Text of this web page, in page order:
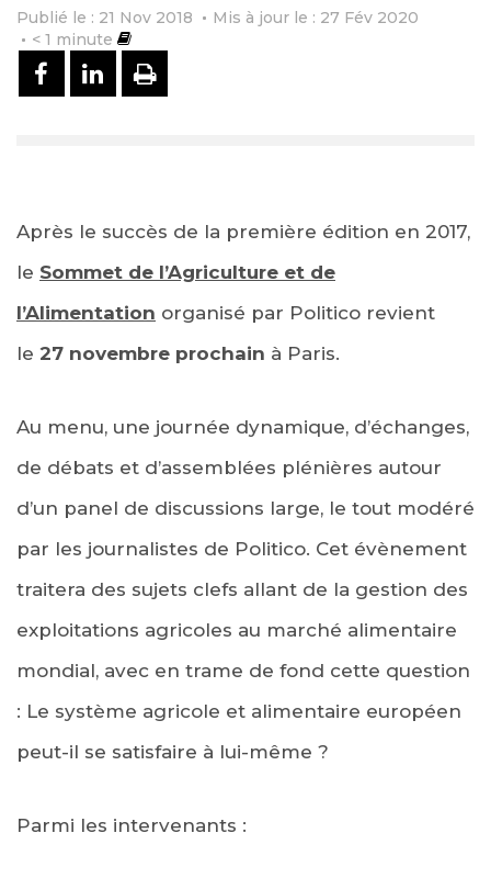
Publié le : 21 Nov 2018
Mis à jour le : 27 Fév 2020
< 1 minute
PARTAGER SUR FACEBOOK
PARTAGER SUR LINKEDIN
IMPRIMER
Après le succès de la première édition en 2017,
le Sommet de l’Agriculture et de
l’Alimentation organisé par Politico revient
le 27 novembre prochain à Paris.
Au menu, une journée dynamique, d’échanges,
de débats et d’assemblées plénières autour
d’un panel de discussions large, le tout modéré
par les journalistes de Politico. Cet évènement
traitera des sujets clefs allant de la gestion des
exploitations agricoles au marché alimentaire
mondial, avec en trame de fond cette question
: Le système agricole et alimentaire européen
peut-il se satisfaire à lui-même ?
Parmi les intervenants :